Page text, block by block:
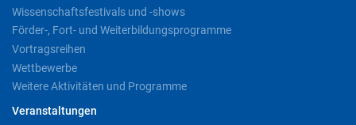
Wissenschaftsfestivals und -shows
Förder-, Fort- und Weiterbildungsprogramme
Vortragsreihen
Wettbewerbe
Weitere Aktivitäten und Programme
Veranstaltungen